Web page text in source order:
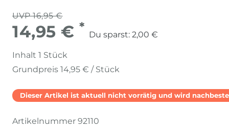
UVP 16,95 €
14,95 € *
Du sparst: 2,00 €
Inhalt 1 Stück
Grundpreis 14,95 € / Stück
Dieser Artikel ist aktuell nicht vorrätig und wird
Artikelnummer 92110